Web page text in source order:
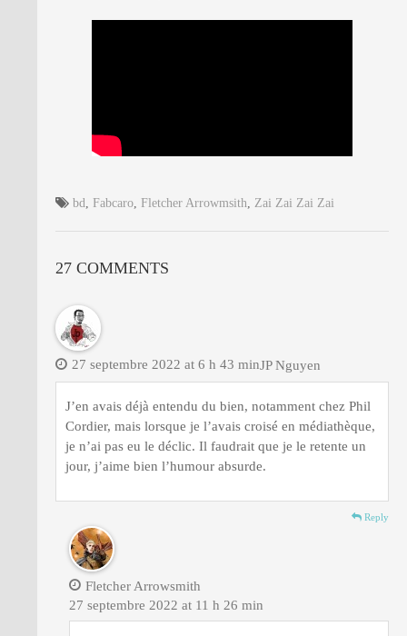
bd Fabcaro Fletcher Arrowmsith Zai Zai Zai Zai
27 COMMENTS
JP Nguyen
27 septembre 2022 at 6 h 43 min
J’en avais déjà entendu du bien, notamment chez Phil
Cordier, mais lorsque je l’avais croisé en médiathèque,
je n’ai pas eu le déclic. Il faudrait que je le retente un
jour, j’aime bien l’humour absurde.
Reply
Fletcher Arrowsmith
27 septembre 2022 at 11 h 26 min